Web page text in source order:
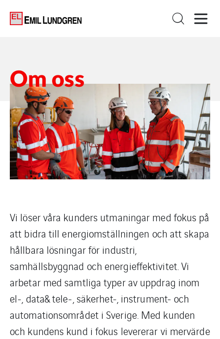
Om oss
Vi löser våra kunders utmaningar med fokus på
att bidra till energiomställningen och att skapa
hållbara lösningar för industri,
samhällsbyggnad och energieffektivitet. Vi
arbetar med samtliga typer av uppdrag inom
el-, data& tele-, säkerhet-, instrument- och
automationsområdet i Sverige. Med kunden
och kundens kund i fokus levererar vi mervärde